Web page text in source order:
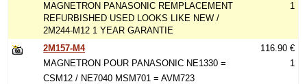
MAGNETRON PANASONIC REMPLACEMENT
REFURBISHED USED LOOKS LIKE NEW /
2M244-M12 1 YEAR GARANTIE
1
2M157-M4
MAGNETRON POUR PANASONIC NE1330 =
CSM12 / NE7040 MSM701 = AVM723
116.90 €
1